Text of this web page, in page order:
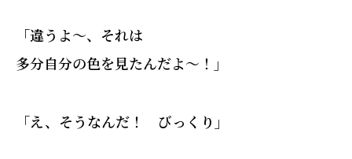
「違うよ〜、それは
多分自分の色を見たんだよ〜！」
「え、そうなんだ！ びっくり」